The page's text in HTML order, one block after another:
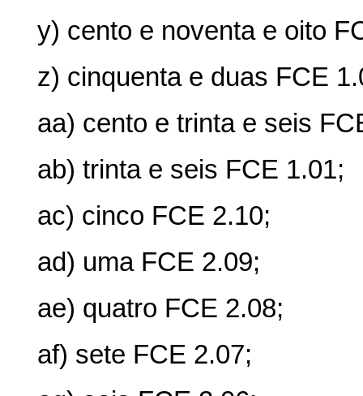
y) cento e noventa e oito
z) cinquenta e duas FCE
aa) cento e trinta e seis
ab) trinta e seis FCE 1.01;
ac) cinco FCE 2.10;
ad) uma FCE 2.09;
ae) quatro FCE 2.08;
af) sete FCE 2.07;